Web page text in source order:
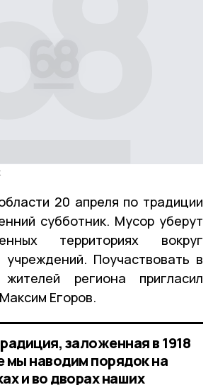
20 апреля по традиции
субботник. Мусор уберут
территориях вокруг
учреждений. Поучаствовать в
жителей региона пригласил
Егоров.
заложенная в 1918
мы наводим порядок на
и во дворах наших